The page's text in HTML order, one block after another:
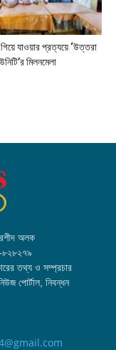
যাওয়ার প্রত্যয়ে ‘উত্তরা
মিলনমেলা
অলক
৮২৮২৭৯
তথ্য ও সম্প্রচার
পোর্টাল, নিবন্ধন